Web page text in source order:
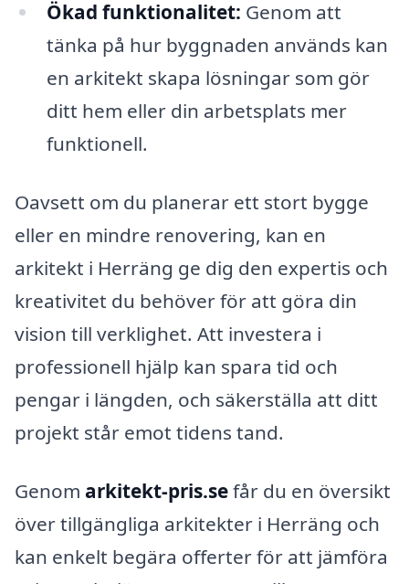
Ökad funktionalitet: Genom att
tänka på hur byggnaden används kan
en arkitekt skapa lösningar som gör
ditt hem eller din arbetsplats mer
funktionell.
Oavsett om du planerar ett stort bygge
eller en mindre renovering, kan en
arkitekt i Herräng ge dig den expertis och
kreativitet du behöver för att göra din
vision till verklighet. Att investera i
professionell hjälp kan spara tid och
pengar i längden, och säkerställa att ditt
projekt står emot tidens tand.
Genom arkitekt-pris.sefår du en översikt
över tillgängliga arkitekter i Herräng och
kan enkelt begära offerter för att jämföra